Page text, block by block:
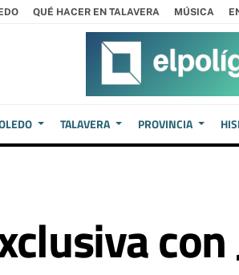
QUÉ HACER EN TALAVERA MÚSICA
TALAVERA PROVINCIA